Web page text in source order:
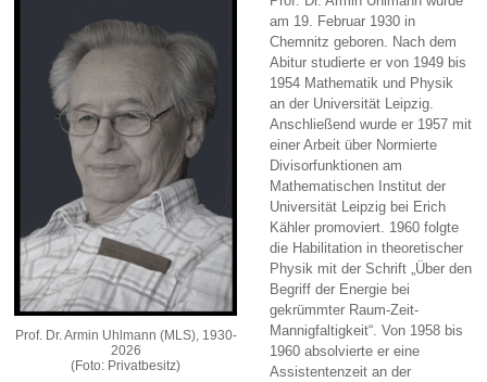
Prof. Dr. Armin Uhlmann (MLS), 1930-
2026
(Foto: Privatbesitz)
am 19. Februar 1930 in
Chemnitz geboren. Nach dem
Abitur studierte er von 1949 bis
1954 Mathematik und Physik
an der Universität Leipzig.
Anschließend wurde er 1957 mit
einer Arbeit über Normierte
Divisorfunktionen am
Mathematischen Institut der
Universität Leipzig bei Erich
Kähler promoviert. 1960 folgte
die Habilitation in theoretischer
Physik mit der Schrift „Über den
Begriff der Energie bei
gekrümmter Raum-Zeit-
Mannigfaltigkeit“. Von 1958 bis
1960 absolvierte er eine
Assistentenzeit an der